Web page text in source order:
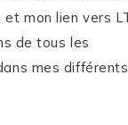
mon lien vers
de tous les
mes différents